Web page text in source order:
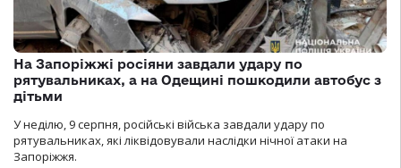
На Запоріжжі росіяни завдали удару по
рятувальниках, а на Одещині пошкодили автобус з
дітьми
У неділю, 9 серпня, російські війська завдали удару по
рятувальниках, які ліквідовували наслідки нічної атаки на
Запоріжжя.